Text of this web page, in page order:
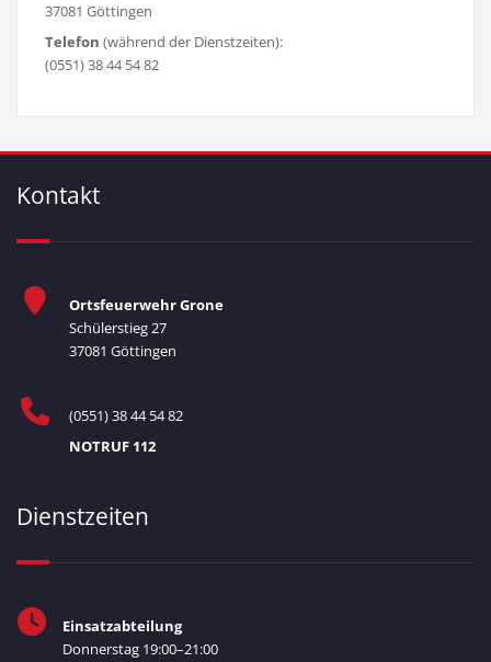
37081 Göttingen
Telefon (während der Dienstzeiten):
(0551) 38 44 54 82
Kontakt
Ortsfeuerwehr Grone
Schülerstieg 27
37081 Göttingen
(0551) 38 44 54 82
NOTRUF 112
Dienstzeiten
Einsatzabteilung
Donnerstag 19:00–21:00